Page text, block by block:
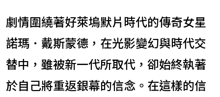
劇情圍繞著好萊塢默片時代的傳奇女星
諾瑪．戴斯蒙德，在光影變幻與時代交
替中，雖被新一代所取代，卻始終執著
於自己將重返銀幕的信念。在這樣的信